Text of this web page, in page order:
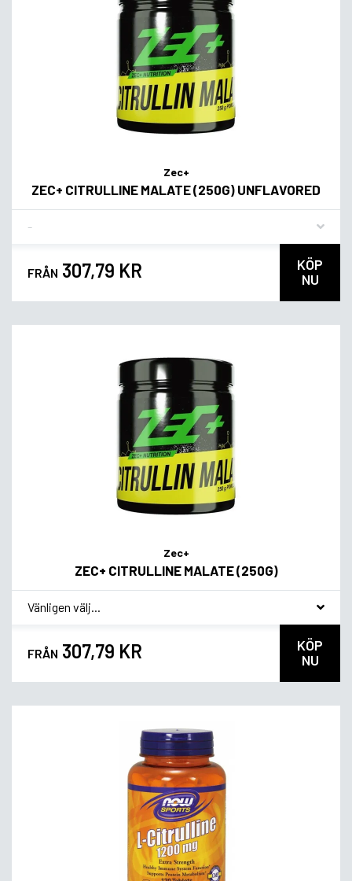
Zec+
ZEC+ CITRULLINE MALATE (250G) UNFLAVORED
FRÅN 307,79 KR
KÖP
NU
Zec+
ZEC+ CITRULLINE MALATE (250G)
* Smakvariant
FRÅN 307,79 KR
KÖP
NU